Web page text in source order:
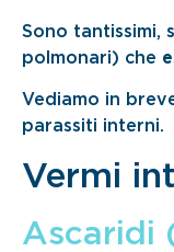
Sono tantissimi,
polmonari) che
Vediamo in
parassiti interni.
Vermi
Ascaridi